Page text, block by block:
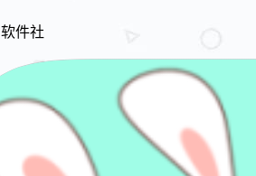
软件社